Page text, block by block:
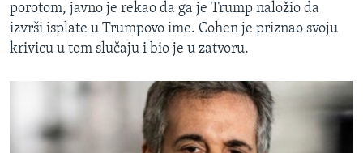
porotom, javno je rekao da ga je Trump naložio da
izvrši isplate u Trumpovo ime. Cohen je priznao svoju
krivicu u tom slučaju i bio je u zatvoru.